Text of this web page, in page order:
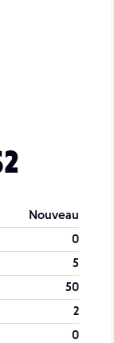
Nouveau
0
5
50
2
0